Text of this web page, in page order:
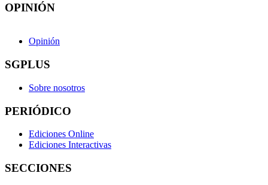
OPINIÓN
Opinión
SGPLUS
Sobre nosotros
PERIÓDICO
Ediciones Online
Ediciones Interactivas
SECCIONES